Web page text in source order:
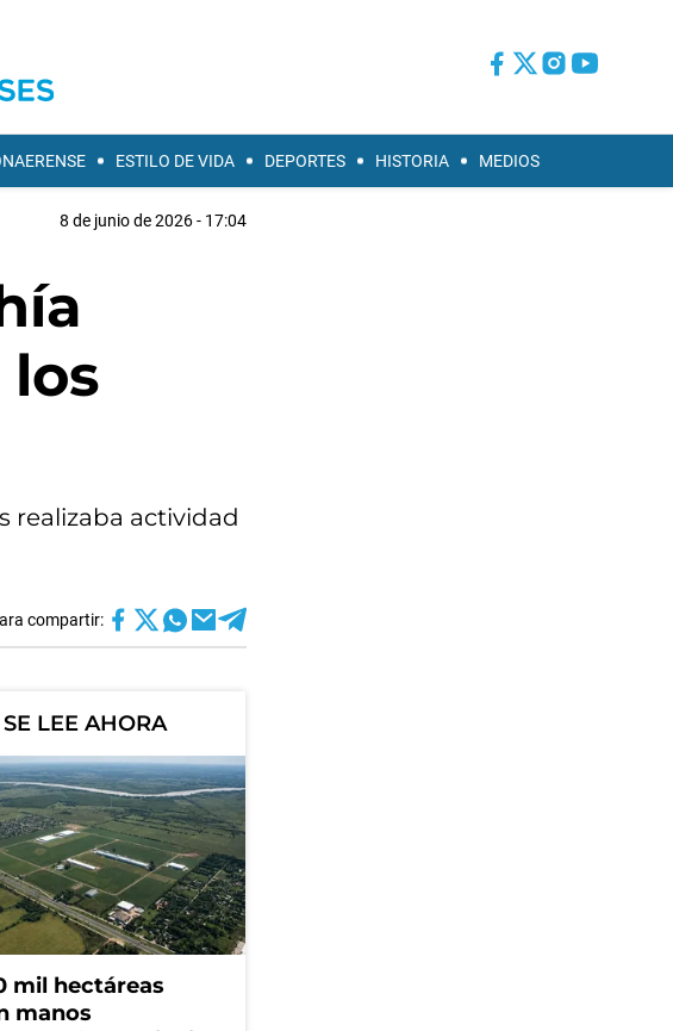
ESTILO DE VIDA DEPORTES HISTORIA MEDIOS
8 de junio de 2026 - 17:04
realizaba actividad
compartir:
LEE AHORA
mil hectáreas
manos